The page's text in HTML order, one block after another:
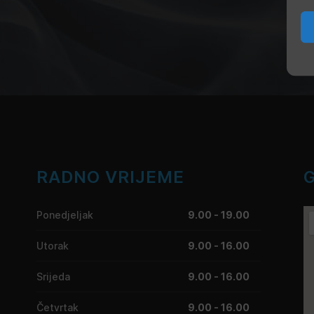
RADNO VRIJEME
Ponedjeljak 9.00 - 19.00
Utorak 9.00 - 16.00
Srijeda 9.00 - 16.00
Četvrtak 9.00 - 16.00